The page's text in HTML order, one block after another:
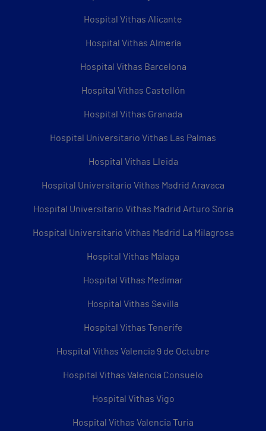
Hospital Vithas Alicante
Hospital Vithas Almería
Hospital Vithas Barcelona
Hospital Vithas Castellón
Hospital Vithas Granada
Hospital Universitario Vithas Las Palmas
Hospital Vithas Lleida
Hospital Universitario Vithas Madrid Aravaca
Hospital Universitario Vithas Madrid Arturo Soria
Hospital Universitario Vithas Madrid La Milagrosa
Hospital Vithas Málaga
Hospital Vithas Medimar
Hospital Vithas Sevilla
Hospital Vithas Tenerife
Hospital Vithas Valencia 9 de Octubre
Hospital Vithas Valencia Consuelo
Hospital Vithas Vigo
Hospital Vithas Valencia Turia